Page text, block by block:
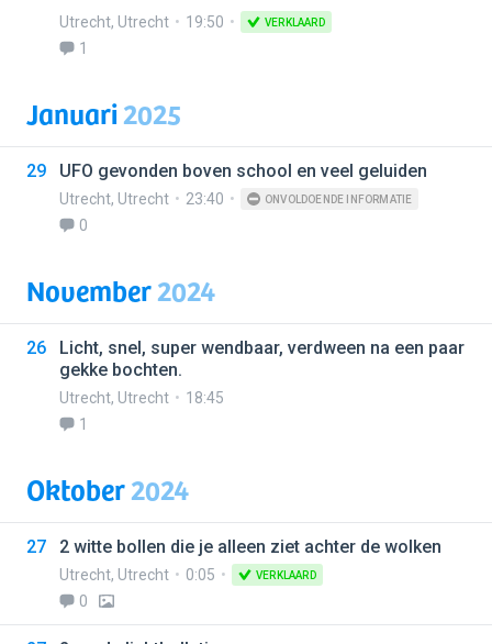
Utrecht, Utrecht 19:50 VERKLAARD
1
Januari2025
29 UFO gevonden boven school en veel geluiden
Utrecht, Utrecht 23:40 ONVOLDOENDE INFORMATIE
0
November2024
26
Licht, snel, super wendbaar, verdween na een paar
gekke bochten.
Utrecht, Utrecht
18:45
1
Oktober2024
27 2 witte bollen die je alleen ziet achter de wolken
Utrecht, Utrecht 0:05 VERKLAARD
0